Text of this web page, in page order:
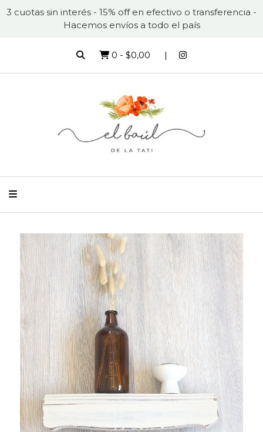
3 cuotas sin interés - 15% off en efectivo o transferencia -
Hacemos envíos a todo el país
0 - $0,00